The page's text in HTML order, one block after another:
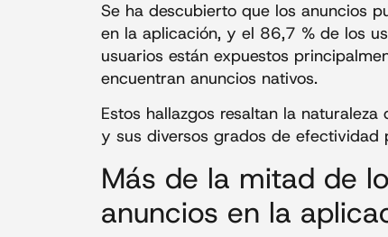
Se ha descubierto que los anuncios
en la aplicación, y el 86,7 % de los
usuarios están expuestos
encuentran anuncios nativos.
Estos hallazgos resaltan la
y sus diversos grados de efectividad
Más de la mitad de
anuncios en la